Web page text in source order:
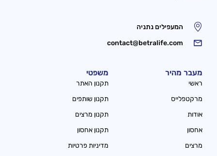
המעפילים נתניה
contact@betralife.com
מעבר מהיר
ראשי
מרקטפלייס
אודות
אחסון
מרצים
משפטי
תקנון האתר
תקנון שותפים
תקנון מרצים
תקנון אחסון
מדיניות פרטיות